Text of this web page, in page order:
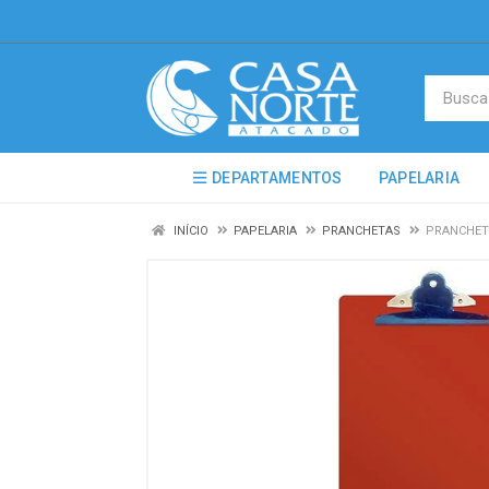
DEPARTAMENTOS PAPELARIA
INÍCIO PAPELARIA PRANCHETAS